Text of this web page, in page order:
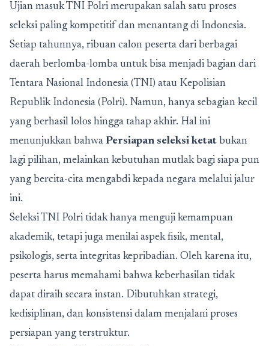
Ujian masuk TNI Polri merupakan salah satu proses
seleksi paling kompetitif dan menantang di Indonesia.
Setiap tahunnya, ribuan calon peserta dari berbagai
daerah berlomba-lomba untuk bisa menjadi bagian dari
Tentara Nasional Indonesia (TNI) atau Kepolisian
Republik Indonesia (Polri). Namun, hanya sebagian kecil
yang berhasil lolos hingga tahap akhir. Hal ini
menunjukkan bahwa Persiapan seleksi ketat bukan
lagi pilihan, melainkan kebutuhan mutlak bagi siapa pun
yang bercita-cita mengabdi kepada negara melalui jalur
ini.
Seleksi TNI Polri tidak hanya menguji kemampuan
akademik, tetapi juga menilai aspek fisik, mental,
psikologis, serta integritas kepribadian. Oleh karena itu,
peserta harus memahami bahwa keberhasilan tidak
dapat diraih secara instan. Dibutuhkan strategi,
kedisiplinan, dan konsistensi dalam menjalani proses
persiapan yang terstruktur.